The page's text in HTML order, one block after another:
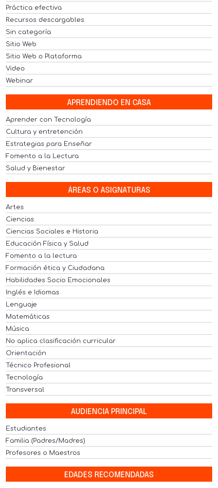
Práctica efectiva
Recursos descargables
Sin categoría
Sitio Web
Sitio Web o Plataforma
Video
Webinar
APRENDIENDO EN CASA
Aprender con Tecnología
Cultura y entretención
Estrategias para Enseñar
Fomento a la Lectura
Salud y Bienestar
ÁREAS O ASIGNATURAS
Artes
Ciencias
Ciencias Sociales e Historia
Educación Física y Salud
Fomento a la lectura
Formación ética y Ciudadana
Habilidades Socio Emocionales
Inglés e Idiomas
Lenguaje
Matemáticas
Música
No aplica clasificación curricular
Orientación
Técnico Profesional
Tecnología
Transversal
AUDIENCIA PRINCIPAL
Estudiantes
Familia (Padres/Madres)
Profesores o Maestros
EDADES RECOMENDADAS